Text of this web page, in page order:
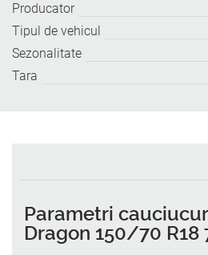
Producator
Tipul de vehicul
Sezonalitate
Tara
Parametri
Dragon 150/70 R18